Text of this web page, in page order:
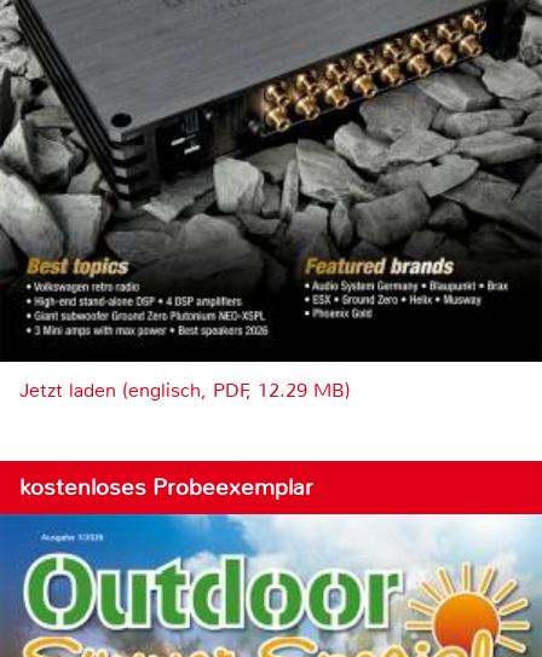
Jetzt laden (englisch, PDF, 12.29 MB)
kostenloses Probeexemplar